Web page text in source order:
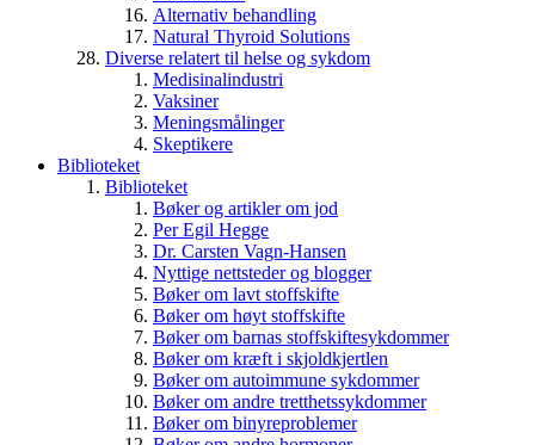
Alternativ behandling
Natural Thyroid Solutions
Diverse relatert til helse og sykdom
Medisinalindustri
Vaksiner
Meningsmålinger
Skeptikere
Biblioteket
Biblioteket
Bøker og artikler om jod
Per Egil Hegge
Dr. Carsten Vagn-Hansen
Nyttige nettsteder og blogger
Bøker om lavt stoffskifte
Bøker om høyt stoffskifte
Bøker om barnas stoffskiftesykdommer
Bøker om kræft i skjoldkjertlen
Bøker om autoimmune sykdommer
Bøker om andre tretthetssykdommer
Bøker om binyreproblemer